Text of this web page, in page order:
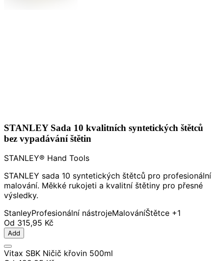
STANLEY Sada 10 kvalitních syntetických štětců
bez vypadávání štětin
STANLEY® Hand Tools
STANLEY sada 10 syntetických štětců pro profesionální
malování. Měkké rukojeti a kvalitní štětiny pro přesné
výsledky.
StanleyProfesionální nástrojeMalováníŠtětce +1
Od 315,95 Kč
Add
Vitax SBK Ničič křovin 500ml